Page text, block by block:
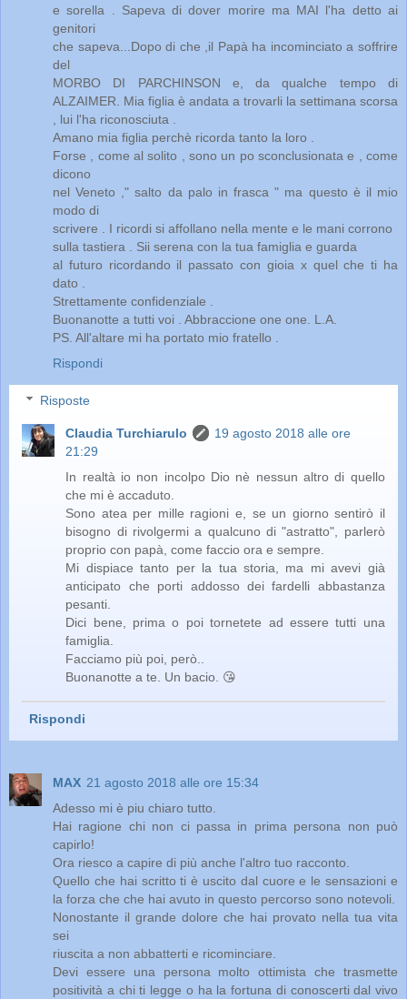
e sorella . Sapeva di dover morire ma MAI l'ha detto ai
genitori
che sapeva...Dopo di che ,il Papà ha incominciato a soffrire
del
MORBO DI PARCHINSON e, da qualche tempo di
ALZAIMER. Mia figlia è andata a trovarli la settimana scorsa
, lui l'ha riconosciuta .
Amano mia figlia perchè ricorda tanto la loro .
Forse , come al solito , sono un po sconclusionata e , come
dicono
nel Veneto ," salto da palo in frasca " ma questo è il mio
modo di
scrivere . I ricordi si affollano nella mente e le mani corrono
sulla tastiera . Sii serena con la tua famiglia e guarda
al futuro ricordando il passato con gioia x quel che ti ha
dato .
Strettamente confidenziale .
Buonanotte a tutti voi . Abbraccione one one. L.A.
PS. All'altare mi ha portato mio fratello .
Rispondi
Risposte
Claudia Turchiarulo
19 agosto 2018 alle ore
21:29
In realtà io non incolpo Dio nè nessun altro di quello
che mi è accaduto.
Sono atea per mille ragioni e, se un giorno sentirò il
bisogno di rivolgermi a qualcuno di "astratto", parlerò
proprio con papà, come faccio ora e sempre.
Mi dispiace tanto per la tua storia, ma mi avevi già
anticipato che porti addosso dei fardelli abbastanza
pesanti.
Dici bene, prima o poi tornetete ad essere tutti una
famiglia.
Facciamo più poi, però..
Buonanotte a te. Un bacio. 😘
Rispondi
MAX 21 agosto 2018 alle ore 15:34
Adesso mi è piu chiaro tutto.
Hai ragione chi non ci passa in prima persona non può
capirlo!
Ora riesco a capire di più anche l'altro tuo racconto.
Quello che hai scritto ti è uscito dal cuore e le sensazioni e
la forza che che hai avuto in questo percorso sono notevoli.
Nonostante il grande dolore che hai provato nella tua vita
sei
riuscita a non abbatterti e ricominciare.
Devi essere una persona molto ottimista che trasmette
positività a chi ti legge o ha la fortuna di conoscerti dal vivo